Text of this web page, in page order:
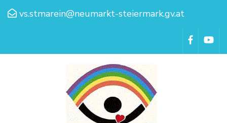
vs.stmarein@neumarkt-steiermark.gv.at